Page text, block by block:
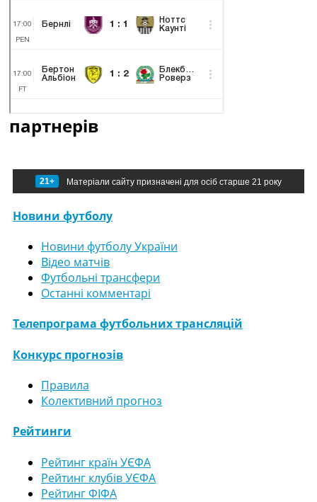
партнерів
21+ Матеріали сайту призначені для осіб старше 21 року
Новини футболу
Новини футболу України
Відео матчів
Футбольні трансфери
Останні комментарі
Телепрограма футбольних трансляцій
Конкурс прогнозів
Правила
Колективний прогноз
Рейтинги
Рейтинг країн УЄФА
Рейтинг клубів УЄФА
Рейтинг ФІФА